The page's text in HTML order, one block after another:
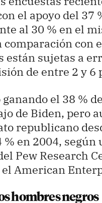
el apoyo del 37
al 30 % en el
comparación con
están sujetas a
de entre 2 y 6
el 38 %
de Biden, pero
republicano
% en 2004,
Pew Research
American
hombres negros